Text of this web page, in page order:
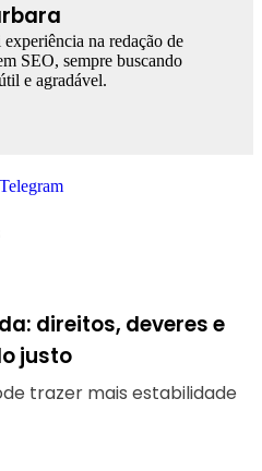
na redação de
SEO, sempre buscando
e agradável.
Telegram
direitos, deveres e
justo
trazer mais estabilidade